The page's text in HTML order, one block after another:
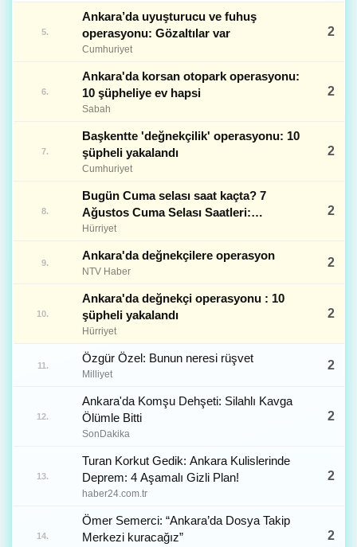
5.
Ankara’da uyuşturucu ve fuhuş
operasyonu: Gözaltılar var
Cumhuriyet
2
6.
Ankara'da korsan otopark operasyonu:
10 şüpheliye ev hapsi
Sabah
2
7.
Başkentte 'değnekçilik' operasyonu: 10
şüpheli yakalandı
Cumhuriyet
2
8.
Bugün Cuma selası saat kaçta? 7
Ağustos Cuma Selası Saatleri:
İstanbul, Ankara, İzmir ve Diğer İller
Hürriyet
2
9.
Ankara'da değnekçilere operasyon
NTV Haber
2
10.
Ankara'da değnekçi operasyonu : 10
şüpheli yakalandı
Hürriyet
2
11.
Özgür Özel: Bunun neresi rüşvet
Milliyet
2
12.
Ankara'da Komşu Dehşeti: Silahlı Kavga
Ölümle Bitti
SonDakika
2
13.
Turan Korkut Gedik: Ankara Kulislerinde
Deprem: 4 Aşamalı Gizli Plan!
haber24.com.tr
2
14.
Ömer Semerci: “Ankara’da Dosya Takip
Merkezi kuracağız”
2